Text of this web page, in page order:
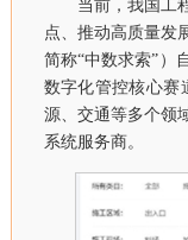
当前，我国工
点、推动高质量发
简称“中数求索”）
数字化管控核心赛
源、交通等多个领
系统服务商。